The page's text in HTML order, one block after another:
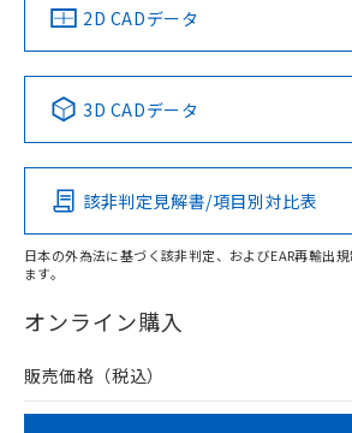
中国 RoHS 注意事項・凡例
Pb Hg Cd
O
在庫等で未対応品が混在する可能性が
問い合わせください。
2D CADデータ
3D CADデータ
該非判定見解書/項目別対比表
日本の外為法に基づく該非判定、およびEAR再輸出
ます。
オンライン購入
販売価格（税込）